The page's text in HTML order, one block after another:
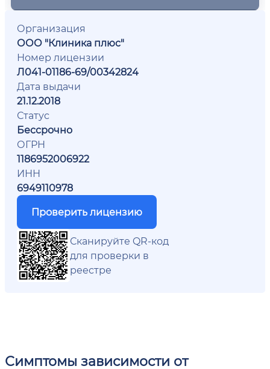
Организация
ООО "Клиника плюс"
Номер лицензии
Л041-01186-69/00342824
Дата выдачи
21.12.2018
Статус
Бессрочно
ОГРН
1186952006922
ИНН
6949110978
Проверить лицензию
Сканируйте QR-код
для проверки в
реестре
Симптомы зависимости от